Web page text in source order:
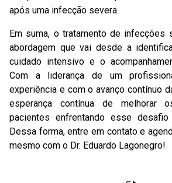
após uma infecção severa.
Em suma, o tratamento de infecções
abordagem que vai desde a
cuidado intensivo e o
Com a liderança de um
experiência e com o avanço contínuo
esperança contínua de melhorar
pacientes enfrentando esse desafio
Dessa forma, entre em contato e
mesmo com o Dr. Eduardo Lagonegro!